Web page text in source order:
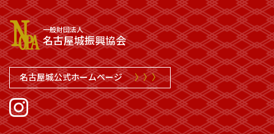
一般財団法人
名古屋城振興協会
名古屋城公式ホームページ 〉〉〉